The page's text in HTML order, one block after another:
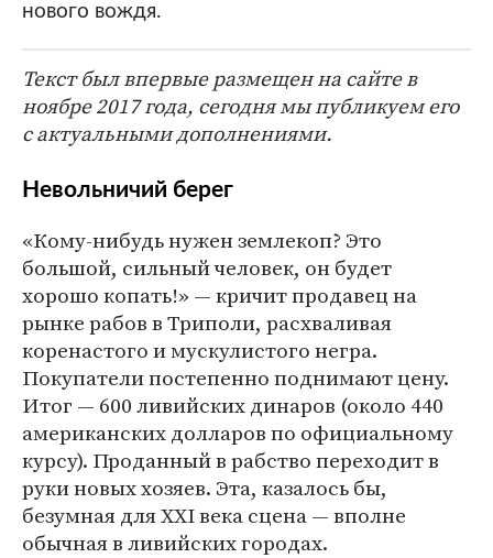
нового вождя.
Текст был впервые размещен на сайте в
ноябре 2017 года, сегодня мы публикуем его
с актуальными дополнениями.
Невольничий берег
«Кому-нибудь нужен землекоп? Это
большой, сильный человек, он будет
хорошо копать!» — кричит продавец на
рынке рабов в Триполи, расхваливая
коренастого и мускулистого негра.
Покупатели постепенно поднимают цену.
Итог — 600 ливийских динаров (около 440
американских долларов по официальному
курсу). Проданный в рабство переходит в
руки новых хозяев. Эта, казалось бы,
безумная для XXI века сцена — вполне
обычная в ливийских городах.